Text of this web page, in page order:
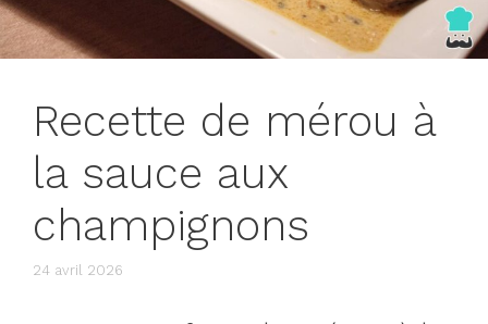
Recette de mérou à
la sauce aux
champignons
24 avril 2026